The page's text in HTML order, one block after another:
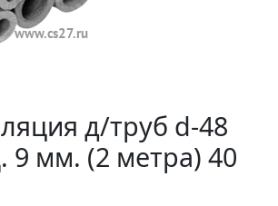
д/труб d-48
мм. (2 метра) 40